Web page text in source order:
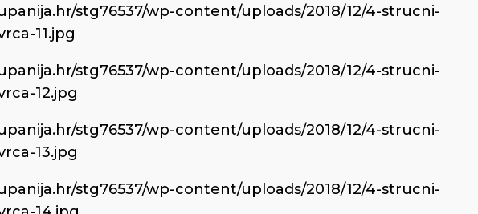
stg76537/wp-content/uploads/2018/12/4-strucni-
11.jpg
stg76537/wp-content/uploads/2018/12/4-strucni-
12.jpg
stg76537/wp-content/uploads/2018/12/4-strucni-
13.jpg
stg76537/wp-content/uploads/2018/12/4-strucni-